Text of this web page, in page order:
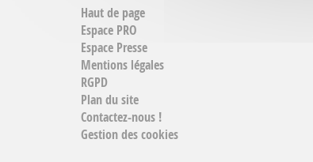
Haut de page
Espace PRO
Espace Presse
Mentions légales
RGPD
Plan du site
Contactez-nous !
Gestion des cookies